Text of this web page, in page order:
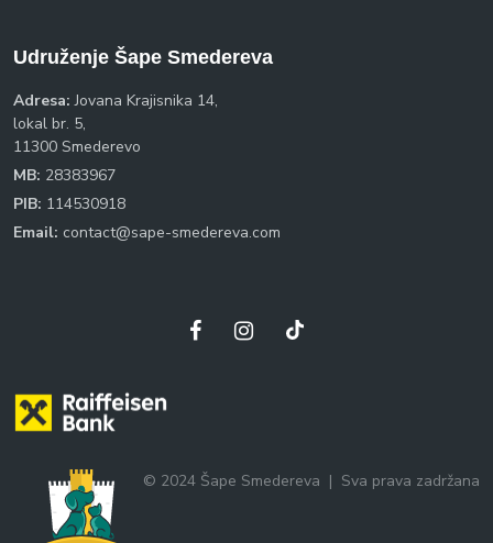
Udruženje Šape Smedereva
Adresa: Jovana Krajisnika 14,
lokal br. 5,
11300 Smederevo
MB: 28383967
PIB: 114530918
Email: contact@sape-smedereva.com
© 2024 Šape Smedereva | Sva prava zadržana